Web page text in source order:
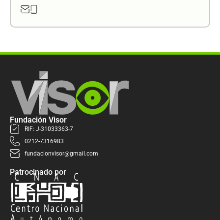
Fundación Visor
RIF: J-31033363-7
0212-7316983
fundacionvisor@gmail.com
Patrocinado por